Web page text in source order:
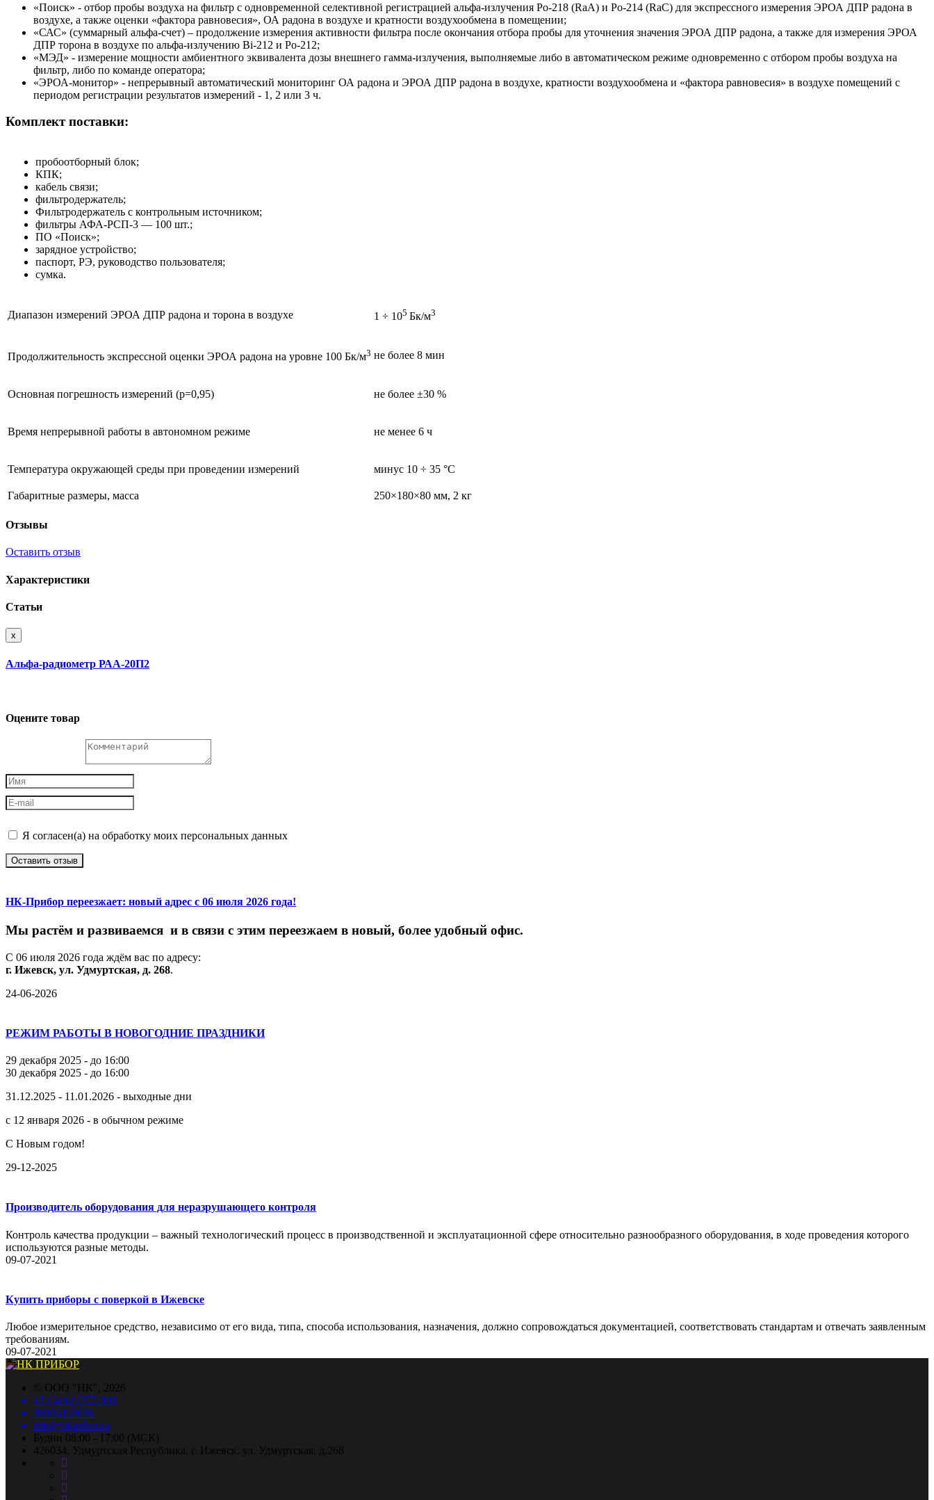
«Поиск» - отбор пробы воздуха на фильтр с одновременной селективной регистрацией альфа-излучения Ро-218 (RaA) и Ро-214 (RaC) для экспрессного измерения ЭРОА ДПР радона в
воздухе, а также оценки «фактора равновесия», ОА радона в воздухе и кратности воздухообмена в помещении;
«САС» (суммарный альфа-счет) – продолжение измерения активности фильтра после окончания отбора пробы для уточнения значения ЭРОА ДПР радона, а также для измерения ЭРОА
ДПР торона в воздухе по альфа-излучению Bi-212 и Po-212;
«МЭД» - измерение мощности амбиентного эквивалента дозы внешнего гамма-излучения, выполняемые либо в автоматическом режиме одновременно с отбором пробы воздуха на
фильтр, либо по команде оператора;
«ЭРОА-монитор» - непрерывный автоматический мониторинг ОА радона и ЭРОА ДПР радона в воздухе, кратности воздухообмена и «фактора равновесия» в воздухе помещений с
периодом регистрации результатов измерений - 1, 2 или 3 ч.
Комплект поставки:
пробоотборный блок;
КПК;
кабель связи;
фильтродержатель;
Фильтродержатель с контрольным источником;
фильтры АФА-РСП-3 — 100 шт.;
ПО «Поиск»;
зарядное устройство;
паспорт, РЭ, руководство пользователя;
сумка.
Диапазон измерений ЭРОА ДПР радона и торона в воздухе 1 ÷ 105 Бк/м3
Продолжительность экспрессной оценки ЭРОА радона на уровне 100 Бк/м3 не более 8 мин
Основная погрешность измерений (р=0,95) не более ±30 %
Время непрерывной работы в автономном режиме не менее 6 ч
Температура окружающей среды при проведении измерений минус 10 ÷ 35 °С
Габаритные размеры, масса 250×180×80 мм, 2 кг
Отзывы
Оставить отзыв
Характеристики
Статьи
x
Альфа-радиометр РАА-20П2
Оцените товар
Я согласен(а) на обработку моих персональных данных
Оставить отзыв
НК-Прибор переезжает: новый адрес с 06 июля 2026 года!
Мы растём и развиваемся и в связи с этим переезжаем в новый, более удобный офис.
С 06 июля 2026 года ждём вас по адресу:
г. Ижевск, ул. Удмуртская, д. 268.
24-06-2026
РЕЖИМ РАБОТЫ В НОВОГОДНИЕ ПРАЗДНИКИ
29 декабря 2025 - до 16:00
30 декабря 2025 - до 16:00
31.12.2025 - 11.01.2026 - выходные дни
с 12 января 2026 - в обычном режиме
С Новым годом!
29-12-2025
Производитель оборудования для неразрушающего контроля
Контроль качества продукции – важный технологический процесс в производственной и эксплуатационной сфере относительно разнообразного оборудования, в ходе проведения которого
используются разные методы.
09-07-2021
Купить приборы с поверкой в Ижевске
Любое измерительное средство, независимо от его вида, типа, способа использования, назначения, должно сопровождаться документацией, соответствовать стандартам и отвечать заявленным
требованиям.
09-07-2021
© ООО "НК", 2026
+7 (3412) 277-001
88005118036
info@nkpribor.ru
Будни 08:00 - 17:00 (МСК)
426034, Удмуртская Республика, г. Ижевск, ул. Удмуртская, д.268